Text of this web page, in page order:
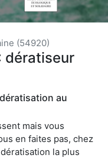
(54920)
dératiseur
au
mais vous
en faites pas, chez
la plus